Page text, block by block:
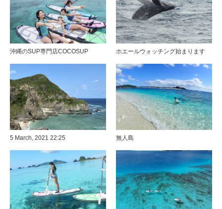
沖縄のSUP専門店COCOSUP ホエールウォッチング始まります
5 March, 2021 22:25 無人島